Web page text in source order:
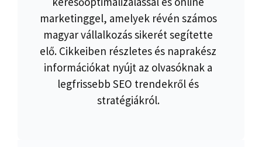
marketinggel, amelyek révén számos
magyar vállalkozás sikerét segítette
elő. Cikkeiben részletes és naprakész
információkat nyújt az olvasóknak a
legfrissebb SEO trendekről és
stratégiákról.